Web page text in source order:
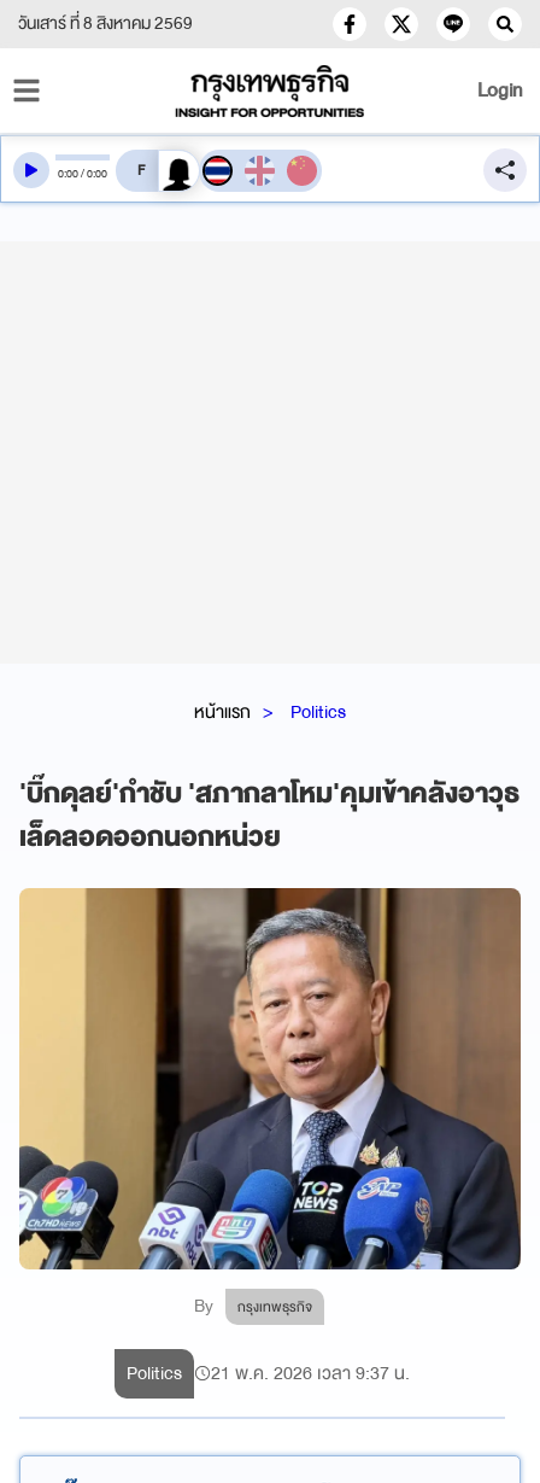
วันเสาร์ ที่ 8 สิงหาคม 2569
Login
หน้าแรก Politics
'บิ๊กดุลย์'กำชับ 'สภากลาโหม'คุมเข้าคลังอาวุธ
เล็ดลอดออกนอกหน่วย
By กรุงเทพธุรกิจ
0:00/0:00 สลับเสียงอ่าน
Politics 21 พ.ค. 2026 เวลา 9:37 น.